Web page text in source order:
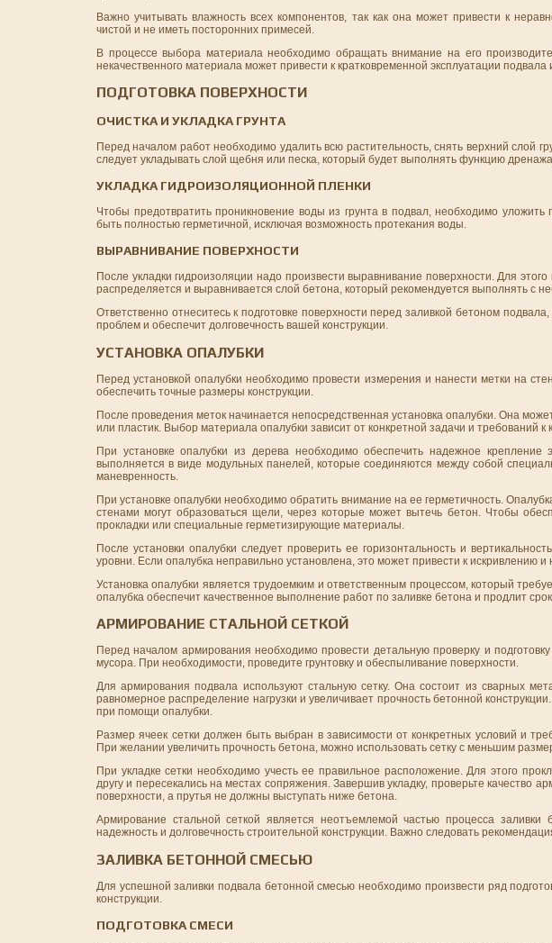
Важно учитывать влажность всех компонентов, так как она может привести к
чистой и не иметь посторонних примесей.
В процессе выбора материала необходимо обращать внимание на его
некачественного материала может привести к кратковременной эксплуатации
ПОДГОТОВКА ПОВЕРХНОСТИ
ОЧИСТКА И УКЛАДКА ГРУНТА
Перед началом работ необходимо удалить всю растительность, снять верхний слой
следует укладывать слой щебня или песка, который будет выполнять функцию
УКЛАДКА ГИДРОИЗОЛЯЦИОННОЙ ПЛЕНКИ
Чтобы предотвратить проникновение воды из грунта в подвал, необходимо
быть полностью герметичной, исключая возможность протекания воды.
ВЫРАВНИВАНИЕ ПОВЕРХНОСТИ
После укладки гидроизоляции надо произвести выравнивание поверхности. Для
распределяется и выравнивается слой бетона, который рекомендуется выполнять с
Ответственно отнеситесь к подготовке поверхности перед заливкой бетоном
проблем и обеспечит долговечность вашей конструкции.
УСТАНОВКА ОПАЛУБКИ
Перед установкой опалубки необходимо провести измерения и нанести метки на
обеспечить точные размеры конструкции.
После проведения меток начинается непосредственная установка опалубки. Она
или пластик. Выбор материала опалубки зависит от конкретной задачи и требований к
При установке опалубки из дерева необходимо обеспечить надежное
выполняется в виде модульных панелей, которые соединяются между собой
маневренность.
При установке опалубки необходимо обратить внимание на ее герметичность.
стенами могут образоваться щели, через которые может вытечь бетон. Чтобы
прокладки или специальные герметизирующие материалы.
После установки опалубки следует проверить ее горизонтальность и
уровни. Если опалубка неправильно установлена, это может привести к искривлению
Установка опалубки является трудоемким и ответственным процессом, который
опалубка обеспечит качественное выполнение работ по заливке бетона и продлит
АРМИРОВАНИЕ СТАЛЬНОЙ СЕТКОЙ
Перед началом армирования необходимо провести детальную проверку и
мусора. При необходимости, проведите грунтовку и обеспыливание поверхности.
Для армирования подвала используют стальную сетку. Она состоит из сварных
равномерное распределение нагрузки и увеличивает прочность бетонной
при помощи опалубки.
Размер ячеек сетки должен быть выбран в зависимости от конкретных условий и
При желании увеличить прочность бетона, можно использовать сетку с меньшим
При укладке сетки необходимо учесть ее правильное расположение. Для этого
другу и пересекались на местах сопряжения. Завершив укладку, проверьте качество
поверхности, а прутья не должны выступать ниже бетона.
Армирование стальной сеткой является неотъемлемой частью процесса
надежность и долговечность строительной конструкции. Важно следовать
ЗАЛИВКА БЕТОННОЙ СМЕСЬЮ
Для успешной заливки подвала бетонной смесью необходимо произвести ряд
конструкции.
ПОДГОТОВКА СМЕСИ